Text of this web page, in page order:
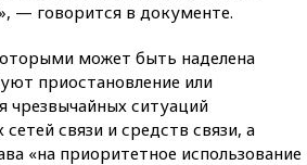
— говорится в документе.
может быть наделена
приостановление или
чрезвычайных ситуаций
связи и средств связи, а
«на приоритетное использование